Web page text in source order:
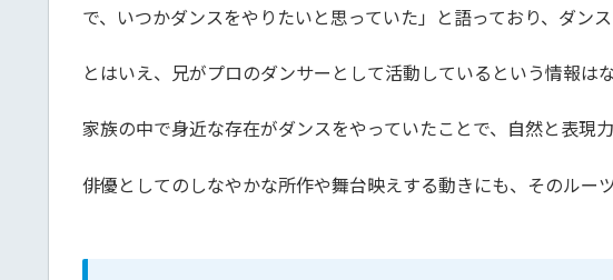
で、いつかダンスをやりたいと思っていた」と語っており、ダン
とはいえ、兄がプロのダンサーとして活動しているという情報は
家族の中で身近な存在がダンスをやっていたことで、自然と表現
俳優としてのしなやかな所作や舞台映えする動きにも、そのルー